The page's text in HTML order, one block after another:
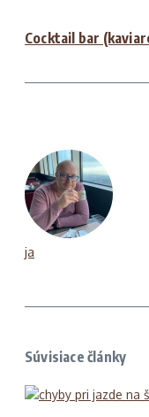
Cocktail bar
ja
Súvisiace články